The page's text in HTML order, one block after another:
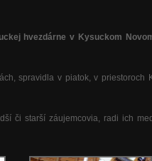
hvezdárne v Kysuckom
, spravidla v piatok, v priestoroch
či starší záujemcovia, radi ich